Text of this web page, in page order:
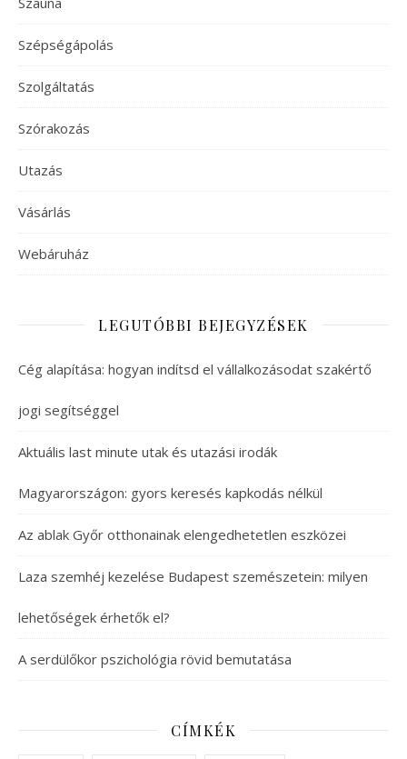
Szépségápolás
Szolgáltatás
Szórakozás
Utazás
Vásárlás
Webáruház
LEGUTÓBBI BEJEGYZÉSEK
Cég alapítása: hogyan indítsd el vállalkozásodat szakértő
jogi segítséggel
Aktuális last minute utak és utazási irodák
Magyarországon: gyors keresés kapkodás nélkül
Az ablak Győr otthonainak elengedhetetlen eszközei
Laza szemhéj kezelése Budapest szemészetein: milyen
lehetőségek érhetők el?
A serdülőkor pszichológia rövid bemutatása
CÍMKÉK